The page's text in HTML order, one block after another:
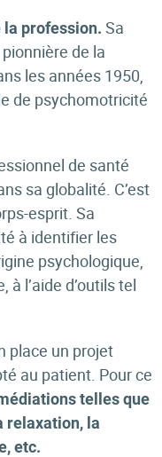
la profession. Sa
de la
les années 1950,
de psychomotricité
de santé
sa globalité. C’est
esprit. Sa
à identifier les
psychologique,
l’aide d’outils tel
place un projet
au patient. Pour ce
telles que
relaxation, la
etc.